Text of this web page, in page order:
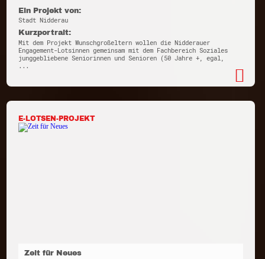
Ein Projekt von:
Stadt Nidderau
Kurzportrait:
Mit dem Projekt Wunschgroßeltern wollen die Nidderauer
Engagement-Lotsinnen gemeinsam mit dem Fachbereich Soziales
junggebliebene Seniorinnen und Senioren (50 Jahre +, egal,
...
E-LOTSEN-PROJEKT
Zeit für Neues